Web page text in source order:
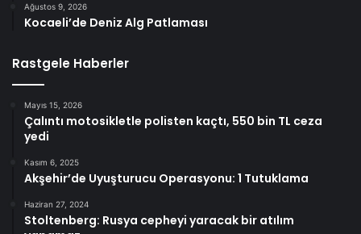
Ağustos 9, 2026
Kocaeli’de Deniz Alg Patlaması
Rastgele Haberler
Mayıs 15, 2026
Çalıntı motosikletle polisten kaçtı, 550 bin TL ceza
yedi
Kasım 6, 2025
Akşehir’de Uyuşturucu Operasyonu: 1 Tutuklama
Haziran 27, 2024
Stoltenberg: Rusya cepheyi yaracak bir atılım